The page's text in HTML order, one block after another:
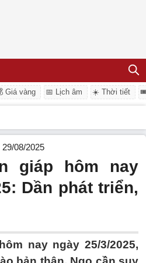
Giá vàng 📅 Lịch âm ☀️ Thời tiết
08/2025
giáp hôm nay
Dần phát triển,
nay ngày 25/3/2025,